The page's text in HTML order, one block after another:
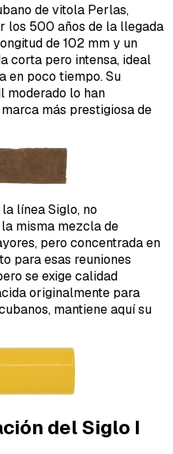
de vitola Perlas,
los 500 años de la llegada
de 102 mm y un
corta pero intensa, ideal
en poco tiempo. Su
moderado lo han
más prestigiosa de
línea Siglo, no
misma mezcla de
pero concentrada en
para esas reuniones
se exige calidad
originalmente para
mantiene aquí su
del Siglo I